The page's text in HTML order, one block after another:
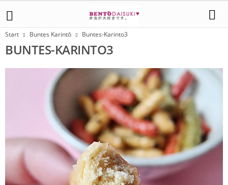
Start Buntes Karintō Buntes-Karinto3
BUNTES-KARINTO3